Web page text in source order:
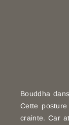
Bouddha
Cette
crainte. Car